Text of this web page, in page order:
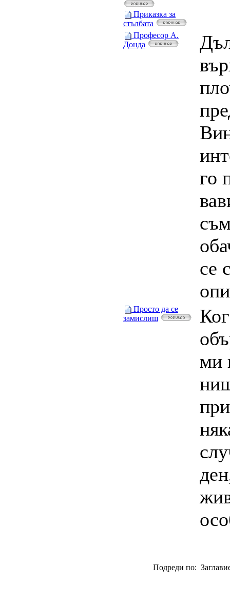
Приказка за
стълбата
Професор А.
Донда
го
се
Просто да се
замислиш
ми
Подреди по: